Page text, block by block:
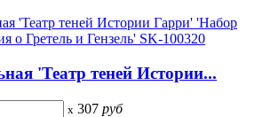
'Театр теней Истории...
x 307 руб